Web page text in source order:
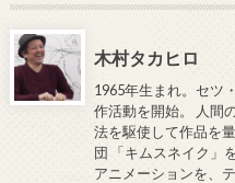
木村タカヒロ
1965年生まれ。セツ
作活動を開始。 人間
法を駆使して作品を
団 「キムスネイク」
アニメーションを、